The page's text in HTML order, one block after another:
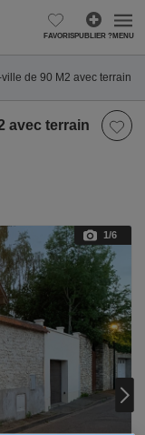
FAVORISPUBLIER ?MENU
de 90 M2 avec terrain
avec terrain
1/6